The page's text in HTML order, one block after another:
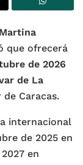
Martina
que ofrecerá
de 2026
de La
Caracas.
internacional
de 2025 en
en